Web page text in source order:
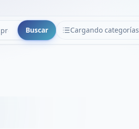
Buscar Cargando categorías
CATEGORÍAS